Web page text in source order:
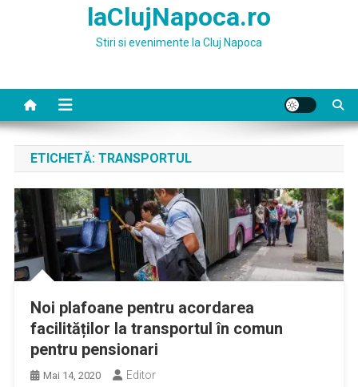
laClujNapoca.ro
Stiri si evenimente la Cluj Napoca
ETICHETĂ: TRANSPORTUL
Noi plafoane pentru acordarea
facilităților la transportul în comun
pentru pensionari
Mai 14, 2020 Editor